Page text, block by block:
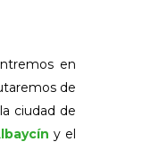
en
de
ciudad de
y el